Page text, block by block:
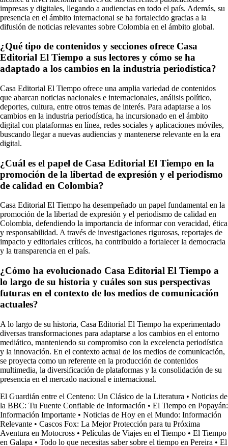
impresas y digitales, llegando a audiencias en todo el país. Además, su
presencia en el ámbito internacional se ha fortalecido gracias a la
difusión de noticias relevantes sobre Colombia en el ámbito global.
¿Qué tipo de contenidos y secciones ofrece Casa
Editorial El Tiempo a sus lectores y cómo se ha
adaptado a los cambios en la industria periodística?
Casa Editorial El Tiempo ofrece una amplia variedad de contenidos
que abarcan noticias nacionales e internacionales, análisis político,
deportes, cultura, entre otros temas de interés. Para adaptarse a los
cambios en la industria periodística, ha incursionado en el ámbito
digital con plataformas en línea, redes sociales y aplicaciones móviles,
buscando llegar a nuevas audiencias y mantenerse relevante en la era
digital.
¿Cuál es el papel de Casa Editorial El Tiempo en la
promoción de la libertad de expresión y el periodismo
de calidad en Colombia?
Casa Editorial El Tiempo ha desempeñado un papel fundamental en la
promoción de la libertad de expresión y el periodismo de calidad en
Colombia, defendiendo la importancia de informar con veracidad, ética
y responsabilidad. A través de investigaciones rigurosas, reportajes de
impacto y editoriales críticos, ha contribuido a fortalecer la democracia
y la transparencia en el país.
¿Cómo ha evolucionado Casa Editorial El Tiempo a
lo largo de su historia y cuáles son sus perspectivas
futuras en el contexto de los medios de comunicación
actuales?
A lo largo de su historia, Casa Editorial El Tiempo ha experimentado
diversas transformaciones para adaptarse a los cambios en el entorno
mediático, manteniendo su compromiso con la excelencia periodística
y la innovación. En el contexto actual de los medios de comunicación,
se proyecta como un referente en la producción de contenidos
multimedia, la diversificación de plataformas y la consolidación de su
presencia en el mercado nacional e internacional.
El Guardián entre el Centeno: Un Clásico de la Literatura • Noticias de
la BBC: Tu Fuente Confiable de Información • El Tiempo en Popayán:
Información Importante • Noticias de Hoy en el Mundo: Información
Relevante • Cascos Fox: La Mejor Protección para tu Próxima
Aventura en Motocross • Películas de Viajes en el Tiempo • El Tiempo
en Galapa • Todo lo que necesitas saber sobre el tiempo en Pereira • El